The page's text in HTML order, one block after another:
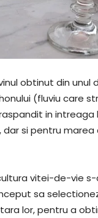
obtinut din
(fluviu care
in
dar si pentru
vitei-de-vie
sa
lor, pentru a